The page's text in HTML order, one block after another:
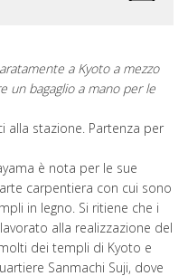
a Kyoto a mezzo
un bagaglio a mano per le
alla stazione. Partenza per
è nota per le sue
carpentiera con cui sono
in legno. Si ritiene che i
alla realizzazione del
dei templi di Kyoto e
Sanmachi Suji, dove